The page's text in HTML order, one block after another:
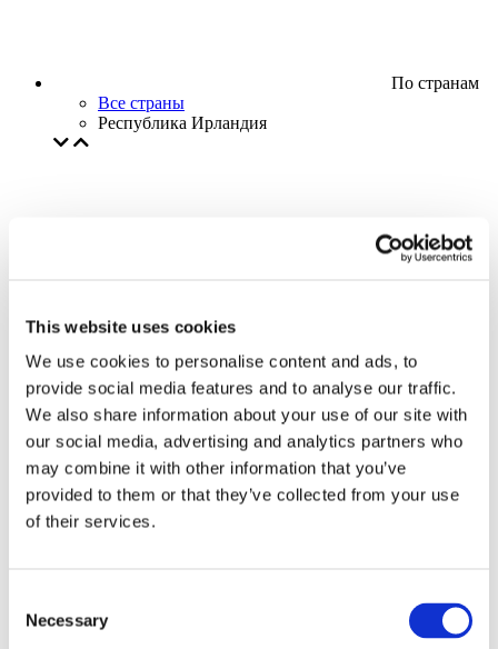
This website uses cookies
We use cookies to personalise content and ads, to
provide social media features and to analyse our traffic.
We also share information about your use of our site with
our social media, advertising and analytics partners who
may combine it with other information that you’ve
provided to them or that they’ve collected from your use
of their services.
Selection
Necessary
По странам
Все страны
Республика Ирландия